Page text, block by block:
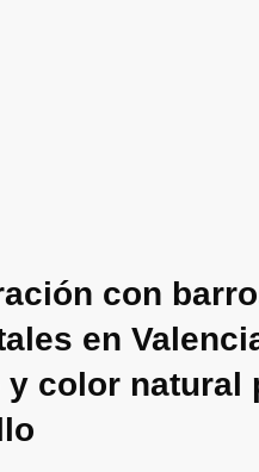
con
en
color natural